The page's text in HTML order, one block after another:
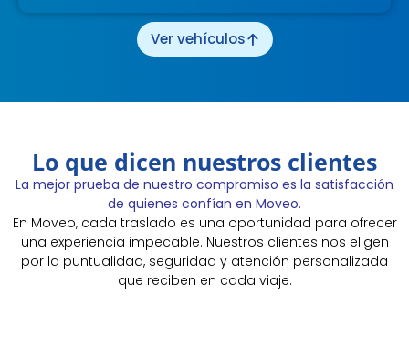
Ver vehículos
Lo que dicen nuestros clientes
La mejor prueba de nuestro compromiso es la satisfacción
de quienes confían en Moveo.
En Moveo, cada traslado es una oportunidad para ofrecer
una experiencia impecable. Nuestros clientes nos eligen
por la puntualidad, seguridad y atención personalizada
que reciben en cada viaje.